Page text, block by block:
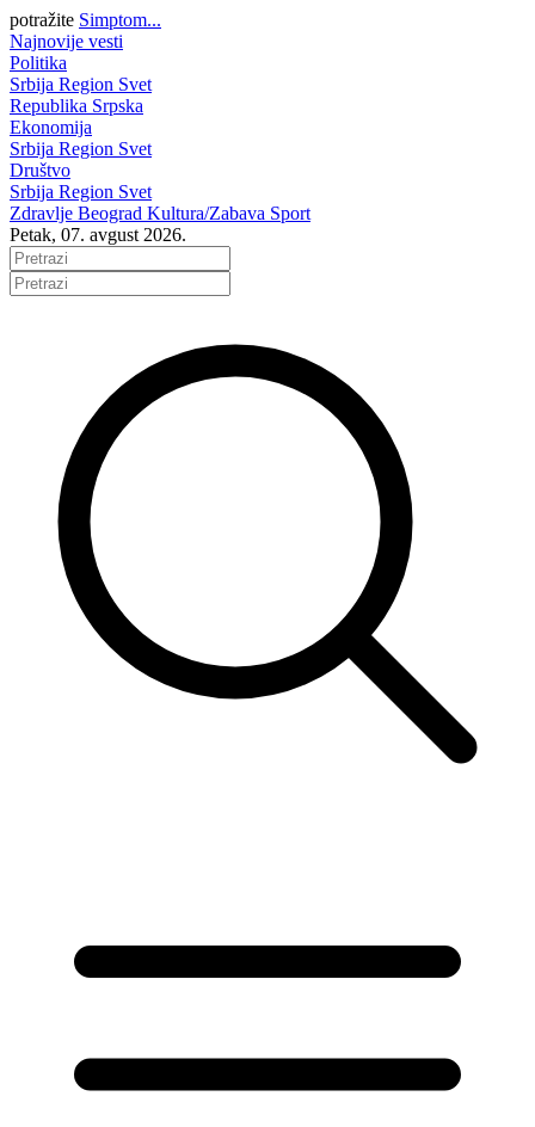
potražite Simptom...
Najnovije vesti
Politika
Srbija Region Svet
Republika Srpska
Ekonomija
Srbija Region Svet
Društvo
Srbija Region Svet
Zdravlje Beograd Kultura/Zabava Sport
Petak, 07. avgust 2026.